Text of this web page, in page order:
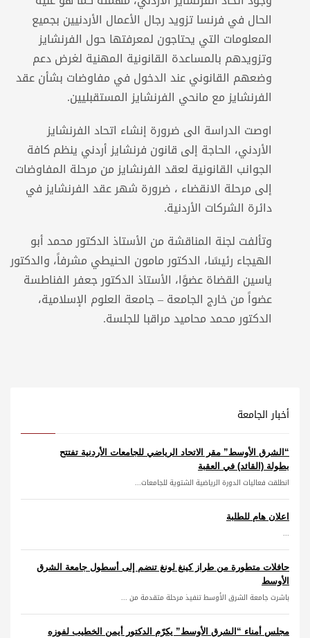
الحال في فرنسا تزويد رجال الأعمال الأردنيين بجميع
المعلومات التي يحتاجون لمعرفتها حول الفرنشايز
وتزويدهم بالمساعدة القانونية المهنية لغرض دعم
وضعهم القانوني عند الدخول في مفاوضات بشأن عقد
الفرنشايز مع مانحي الفرنشايز المستقبليين.
اوصت الدراسة الى ضرورة إنشاء اتحاد الفرنشايز
الأردني، الحاجة إلى قانون فرنشايز أردني ينظم كافة
الجوانب القانونية لعقد الفرنشايز من مرحلة المفاوضات
إلى مرحلة الانقضاء ، ضرورة شهر عقد الفرنشايز في
دائرة الشركات الأردنية.
وتألفت لجنة المناقشة من الأستاذ الدكتور محمد أبو
الهيجاء رئيسًا، الدكتور مامون الحنيطي مشرفاً، والدكتور
ياسين القضاة عضوًا، الأستاذ الدكتور جعفر الفناطسة
عضواً من خارج الجامعة – جامعة العلوم الإسلامية،
الدكتور محمد محاميد مراقبا للجلسة.
أخبار الجامعة
“الشرق الأوسط” مقر الاتحاد الرياضي للجامعات الأردنية تفتتح
بطولة (القائد) في العقبة
انطلقت فعاليات الدورة الرياضية الشتوية للجامعات...
اعلان هام للطلبة
...
حافلات متطورة من طراز كينغ لونغ تنضم إلى أسطول جامعة الشرق
الأوسط
باشرت جامعة الشرق الأوسط تنفيذ مرحلة متقدمة من ...
مجلس أمناء “الشرق الأوسط” يكرّم الدكتور أيمن الخطيب لفوزه